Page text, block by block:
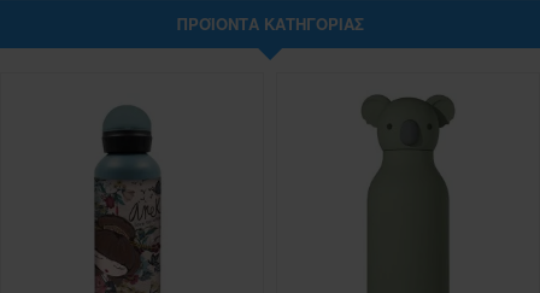
ΠΡΟΪΌΝΤΑ ΚΑΤΗΓΟΡΊΑΣ